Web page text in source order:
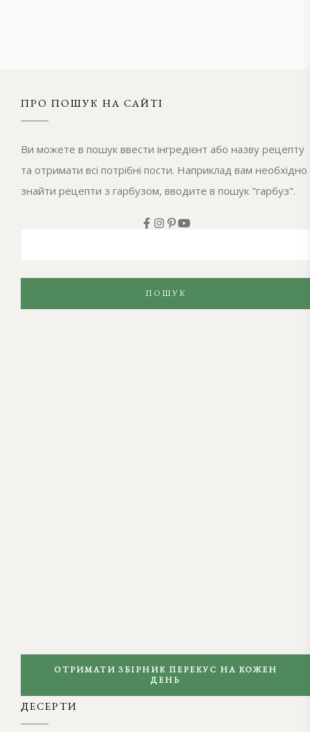
ПРО ПОШУК НА САЙТІ
Ви можете в пошук ввести інгредієнт або назву рецепту
та отримати всі потрібні пости. Наприклад вам необхідно
знайти рецепти з гарбузом, вводите в пошук "гарбуз".
ПОШУК
ОТРИМАТИ ЗБІРНИК ПЕРЕКУС НА КОЖЕН
ДЕНЬ
ДЕСЕРТИ